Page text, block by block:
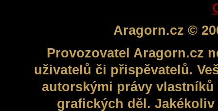
Aragorn.cz ©
Provozovatel Aragorn.cz
uživatelů či přispěvatelů.
autorskými právy
grafických děl.